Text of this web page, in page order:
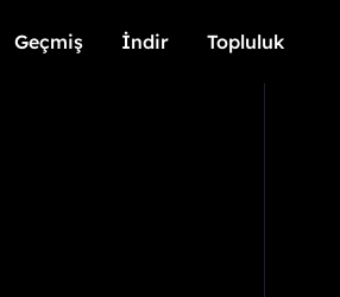
Geçmiş
İndir
Topluluk